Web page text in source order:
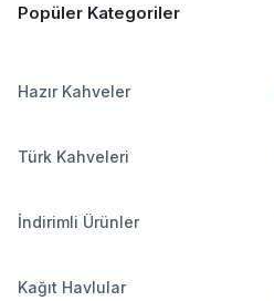
Popüler Kategoriler
Hazır Kahveler
Türk Kahveleri
İndirimli Ürünler
Kağıt Havlular